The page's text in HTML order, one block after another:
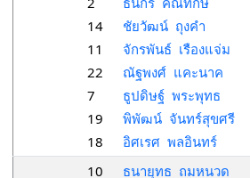
14
ชัยวัฒน์ ถุงคำ
11
จักรพันธ์ เรืองแจ่ม
22
ณัฐพงศ์ แคะนาค
7
ธูปดิษฐ์ พระพุทธ
19
พิพัฒน์ จันทร์สุขศรี
18
อิศเรศ พลอินทร์
10
ธนายุทธ ถมหนวด